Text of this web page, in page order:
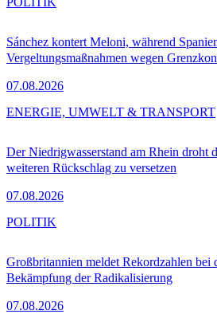
Sánchez kontert Meloni, während
Vergeltungsmaßnahmen wegen
07.08.2026
Der Niedrigwasserstand am Rhein droht
weiteren Rückschlag zu versetzen
07.08.2026
ENERGIE, UMWELT & TRANSPORT
Großbritannien meldet Rekordzahlen bei
Bekämpfung der Radikalisierung
07.08.2026
POLITIK